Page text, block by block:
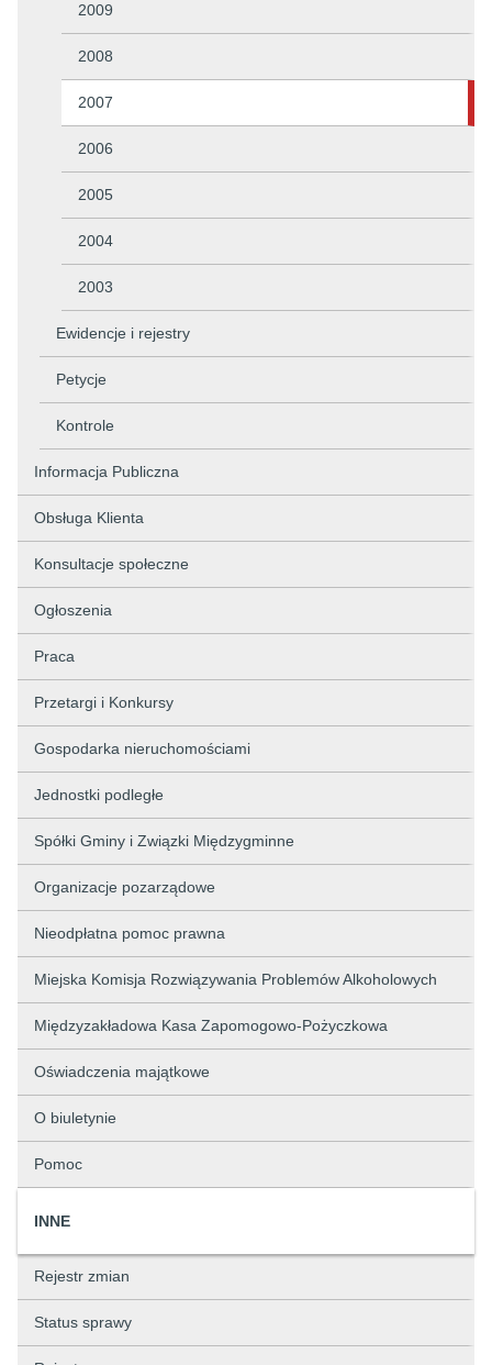
2009
2008
2007
2006
2005
2004
2003
Ewidencje i rejestry
Petycje
Kontrole
Informacja Publiczna
Obsługa Klienta
Konsultacje społeczne
Ogłoszenia
Praca
Przetargi i Konkursy
Gospodarka nieruchomościami
Jednostki podległe
Spółki Gminy i Związki Międzygminne
Organizacje pozarządowe
Nieodpłatna pomoc prawna
Miejska Komisja Rozwiązywania Problemów Alkoholowych
Międzyzakładowa Kasa Zapomogowo-Pożyczkowa
Oświadczenia majątkowe
O biuletynie
Pomoc
INNE
Rejestr zmian
Status sprawy